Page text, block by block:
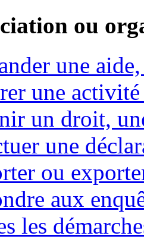
ou
une
une
un droit,
une
ou
aux
les